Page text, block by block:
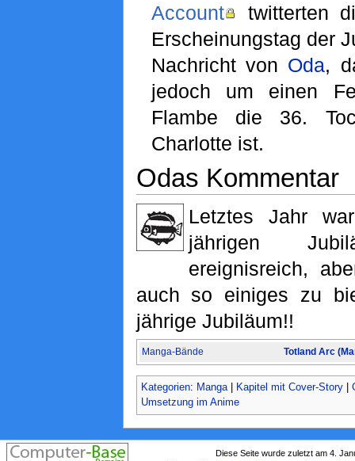
Account
twitterten
Erscheinungstag der
Nachricht von Oda,
jedoch um einen
Flambe die 36.
Charlotte ist.
Odas Kommentar
Letztes Jahr
jährigen
ereignisreich,
auch so einiges zu
jährige Jubiläum!!
Manga-Bände Totland Arc
Kategorien: Manga| Kapitel mit Cover-Story|
Umsetzung im Anime
Diese Seite wurde zuletzt am 4.